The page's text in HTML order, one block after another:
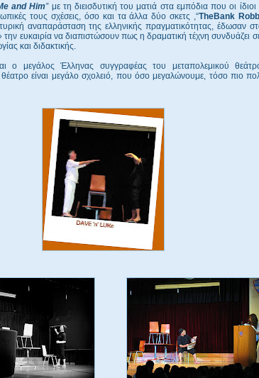
and Him”με τη διεισδυτική του ματιά στα εμπόδια που οι
τους σχέσεις, όσο και τα άλλα δύο σκετς ,“TheBank
αναπαράσταση της ελληνικής πραγματικότητας, έδωσαν
ευκαιρία να διαπιστώσουν πως η δραματική τέχνη συνδυάζει σε
και διδακτικής.
ο μεγάλος Έλληνας συγγραφέας του μεταπολεμικού
είναι μεγάλο σχολειό, που όσο μεγαλώνουμε, τόσο πιο